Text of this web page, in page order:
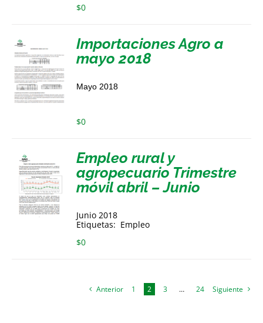
$0
Importaciones Agro a
mayo 2018
Mayo 2018
$0
Empleo rural y
agropecuario Trimestre
móvil abril – Junio
Junio 2018
Etiquetas: Empleo
$0
Anterior 1 2 3 … 24 Siguiente